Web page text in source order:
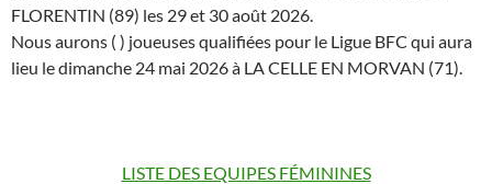
FLORENTIN (89) les 29 et 30 août 2026.
Nous aurons ( ) joueuses qualifiées pour le Ligue BFC qui aura
lieu le dimanche 24 mai 2026 à LA CELLE EN MORVAN (71).
LISTE DES EQUIPES FÉMININES